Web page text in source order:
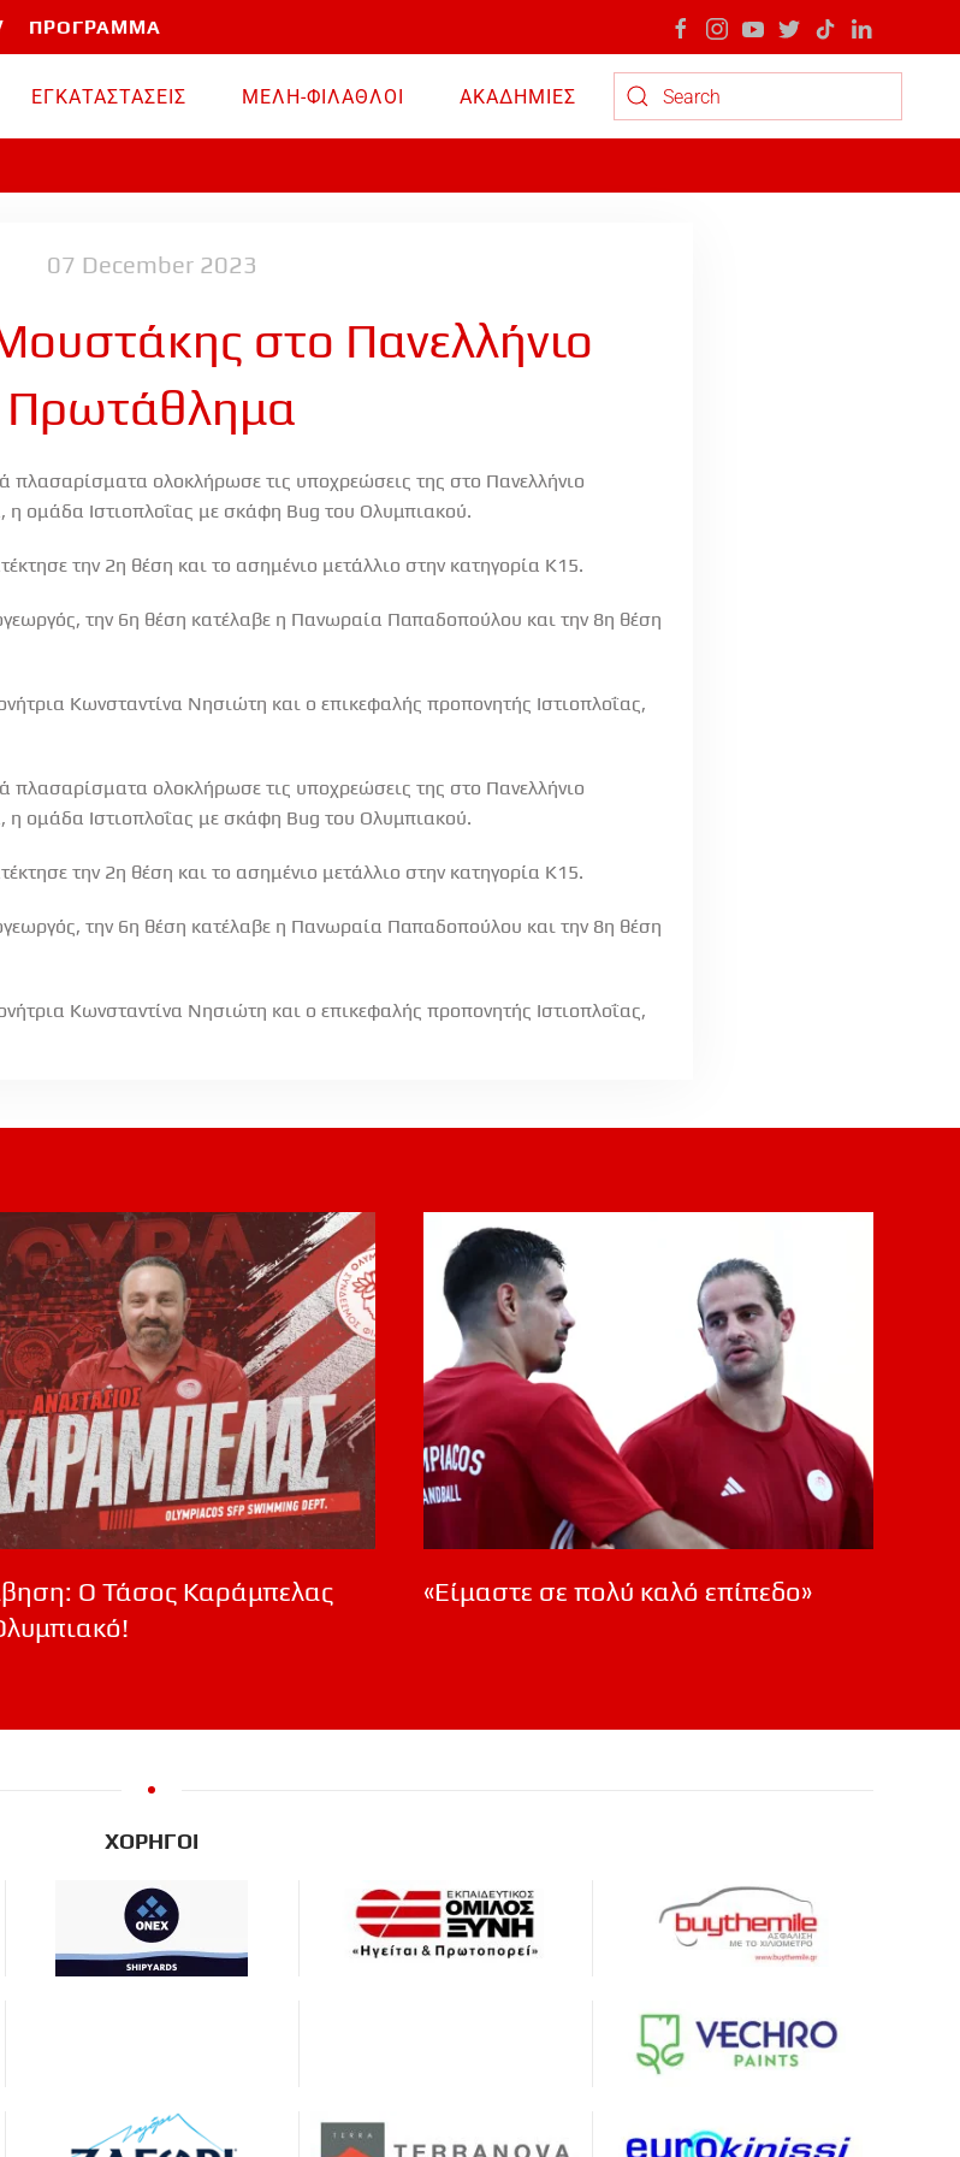
ΠΡΟΓΡΑΜΜΑ
ΕΓΚΑΤΑΣΤΑΣΕΙΣ ΜΕΛΗ-ΦΙΛΑΘΛΟΙ
ΑΚΑΔΗΜΙΕΣ
Type 2 or more characters for results.
07 December 2023
στο Πανελλήνιο
Πρωτάθλημα
πλασαρίσματα ολοκλήρωσε τις υποχρεώσεις της στο Πανελλήνιο
ομάδα Ιστιοπλοΐας με σκάφη Bug του Ολυμπιακού.
την 2η θέση και το ασημένιο μετάλλιο στην κατηγορία Κ15.
την 6η θέση κατέλαβε η Πανωραία Παπαδοπούλου και την 8η θέση
Κωνσταντίνα Νησιώτη και ο επικεφαλής προπονητής Ιστιοπλοΐας,
πλασαρίσματα ολοκλήρωσε τις υποχρεώσεις της στο Πανελλήνιο
ομάδα Ιστιοπλοΐας με σκάφη Bug του Ολυμπιακού.
την 2η θέση και το ασημένιο μετάλλιο στην κατηγορία Κ15.
την 6η θέση κατέλαβε η Πανωραία Παπαδοπούλου και την 8η θέση
Κωνσταντίνα Νησιώτη και ο επικεφαλής προπονητής Ιστιοπλοΐας,
Ο Τάσος Καράμπελας
«Είμαστε σε πολύ καλό επίπεδο»
ΧΟΡΗΓΟΙ